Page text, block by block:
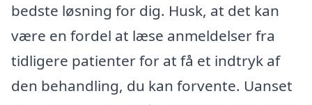
bedste løsning for dig. Husk, at det kan
være en fordel at læse anmeldelser fra
tidligere patienter for at få et indtryk af
den behandling, du kan forvente. Uanset